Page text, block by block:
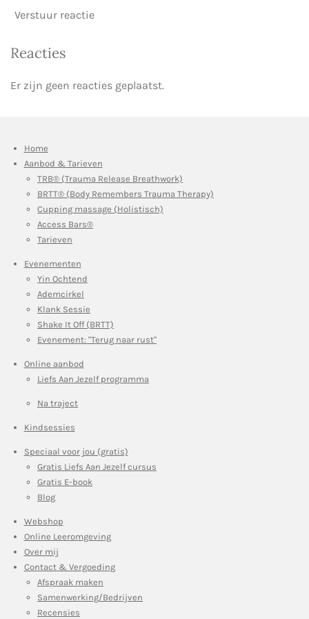
Verstuur reactie
Reacties
Er zijn geen reacties geplaatst.
Home
Aanbod & Tarieven
TRB® (Trauma Release Breathwork)
BRTT® (Body Remembers Trauma Therapy)
Cupping massage (Holistisch)
Access Bars®
Tarieven
Evenementen
Yin Ochtend
Ademcirkel
Klank Sessie
Shake It Off (BRTT)
Evenement: "Terug naar rust"
Online aanbod
Liefs Aan Jezelf programma
Na traject
Kindsessies
Speciaal voor jou (gratis)
Gratis Liefs Aan Jezelf cursus
Gratis E-book
Blog
Webshop
Online Leeromgeving
Over mij
Contact & Vergoeding
Afspraak maken
Samenwerking/Bedrijven
Recensies